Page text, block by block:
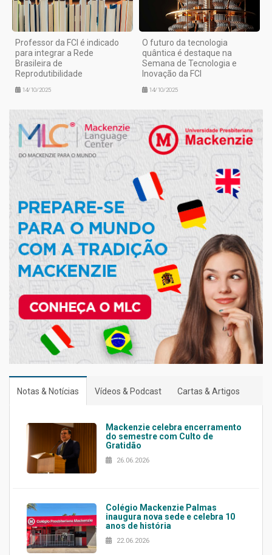
Professor da FCI é indicado
para integrar a Rede
Brasileira de
Reprodutibilidade
14/10/2025
O futuro da tecnologia
quântica é destaque na
Semana de Tecnologia e
Inovação da FCI
14/10/2025
Notas & Notícias Vídeos & Podcast Cartas & Artigos
Mackenzie celebra encerramento
do semestre com Culto de
Gratidão
26.06.2026
Colégio Mackenzie Palmas
inaugura nova sede e celebra 10
anos de história
22.06.2026